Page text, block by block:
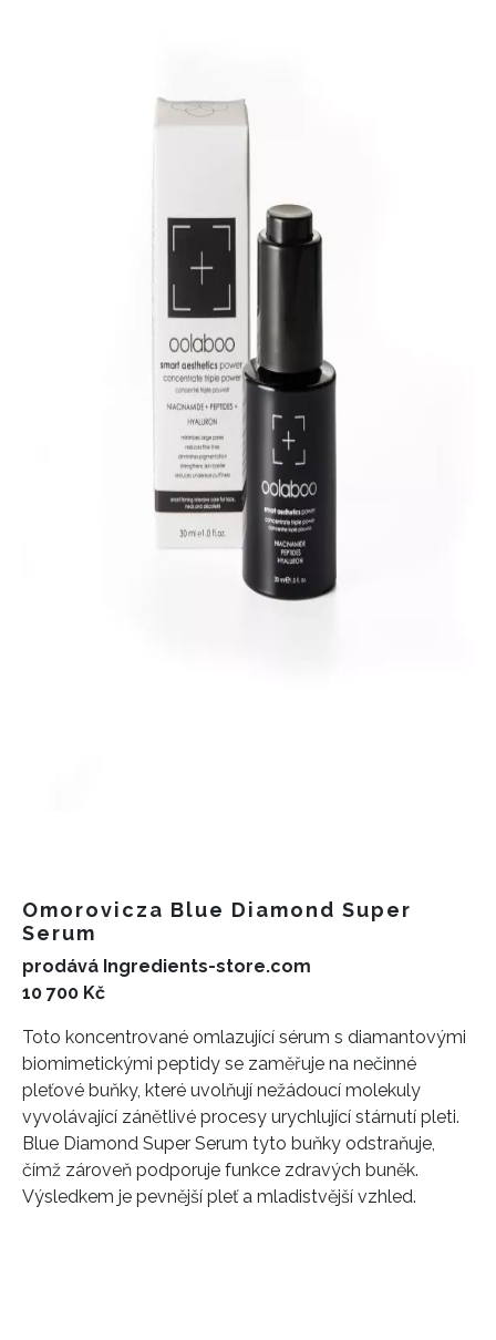
Omorovicza Blue Diamond Super
Serum
prodává Ingredients-store.com
10 700 Kč
Toto koncentrované omlazující sérum s diamantovými
biomimetickými peptidy se zaměřuje na nečinné
pleťové buňky, které uvolňují nežádoucí molekuly
vyvolávající zánětlivé procesy urychlující stárnutí pleti.
Blue Diamond Super Serum tyto buňky odstraňuje,
čímž zároveň podporuje funkce zdravých buněk.
Výsledkem je pevnější pleť a mladistvější vzhled.